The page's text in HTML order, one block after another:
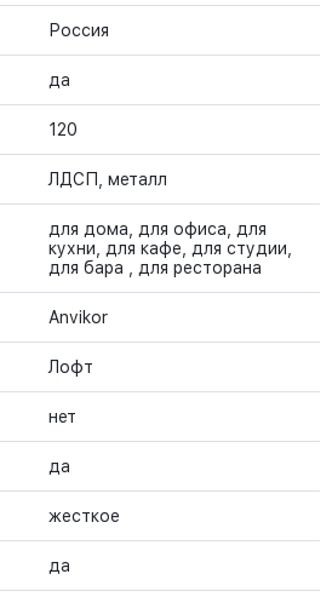
Россия
да
120
ЛДСП, металл
для дома, для офиса, для
кухни, для кафе, для студии,
для бара , для ресторана
Anvikor
Лофт
нет
да
жесткое
да